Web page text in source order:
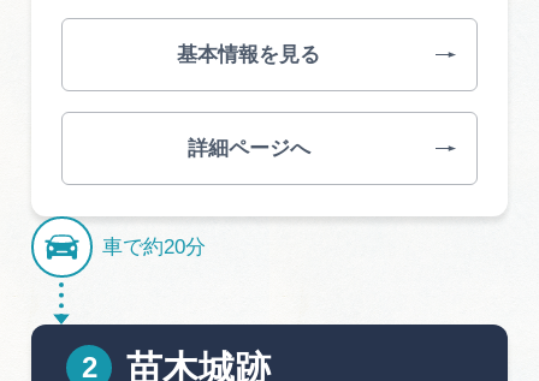
基本情報を見る
詳細ページへ
車で約20分
苗木城跡